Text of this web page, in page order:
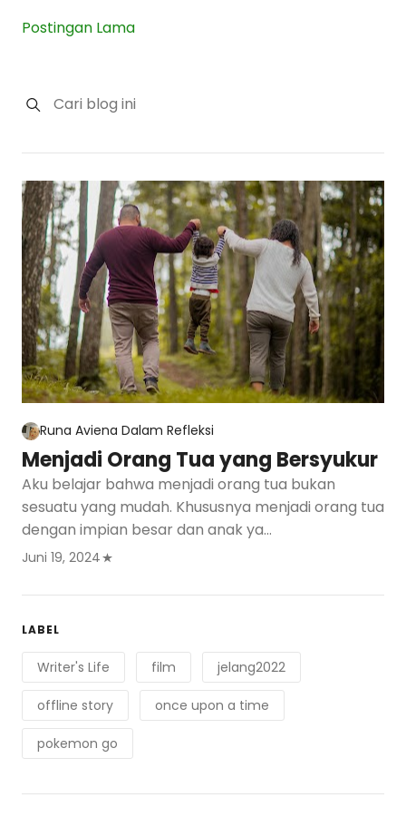
Postingan Lama
Runa Aviena Dalam Refleksi
Menjadi Orang Tua yang Bersyukur
Aku belajar bahwa menjadi orang tua bukan
sesuatu yang mudah. Khususnya menjadi orang tua
dengan impian besar dan anak ya…
Juni 19, 2024
LABEL
Writer's Life film jelang2022
offline story once upon a time
pokemon go